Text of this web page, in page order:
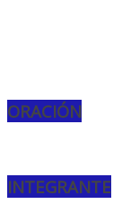
ORACIÓN
INTEGRANTE